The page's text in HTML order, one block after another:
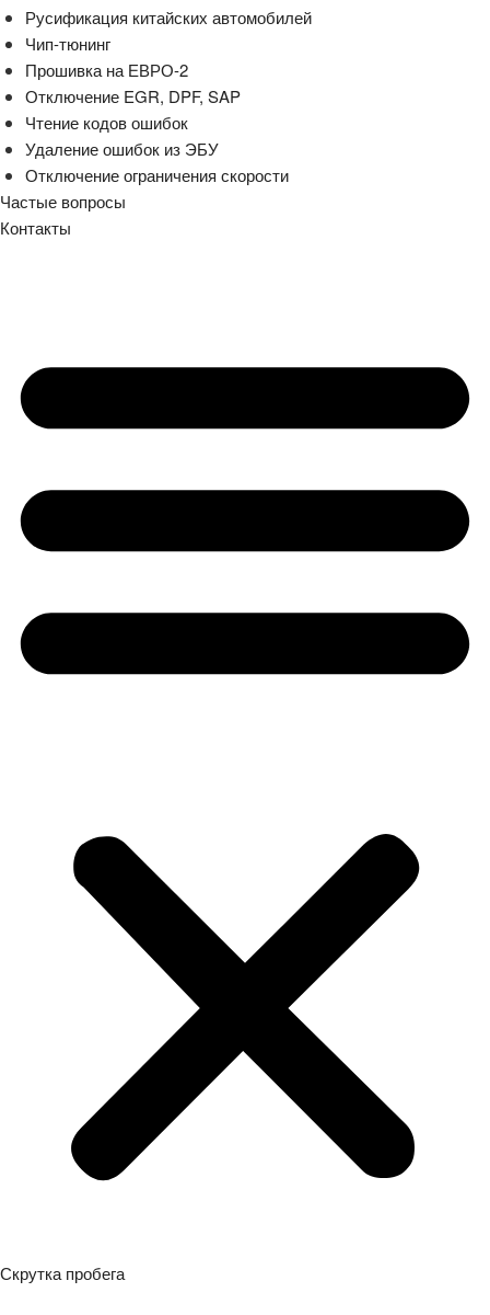
Русификация китайских автомобилей
Чип-тюнинг
Прошивка на ЕВРО-2
Отключение EGR, DPF, SAP
Чтение кодов ошибок
Удаление ошибок из ЭБУ
Отключение ограничения скорости
Частые вопросы
Контакты
Скрутка пробега